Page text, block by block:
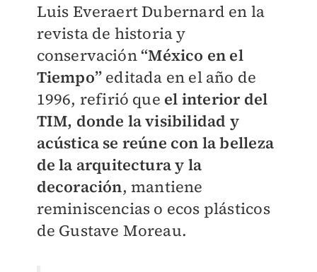
Luis Everaert Dubernard en la
revista de historia y
conservación“México en el
Tiempo” editada en el año de
1996, refirió que el interior del
TIM, donde la visibilidad y
acústica se reúne con la belleza
de la arquitectura y la
decoración, mantiene
reminiscencias o ecos plásticos
de Gustave Moreau.